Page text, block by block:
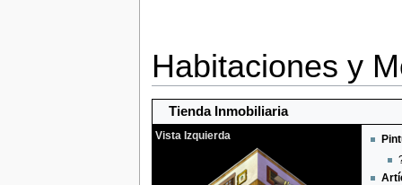
Habitaciones y
Tienda Inmobiliaria
Vista Izquierda